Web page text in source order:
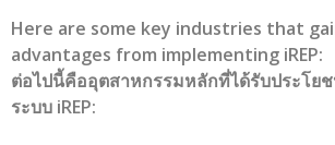
Here are some key industries that
advantages from implementing iREP:
ต่อไปนี้คืออุตสาหกรรมหลักที่ได้รับประโย
ระบบ iREP: